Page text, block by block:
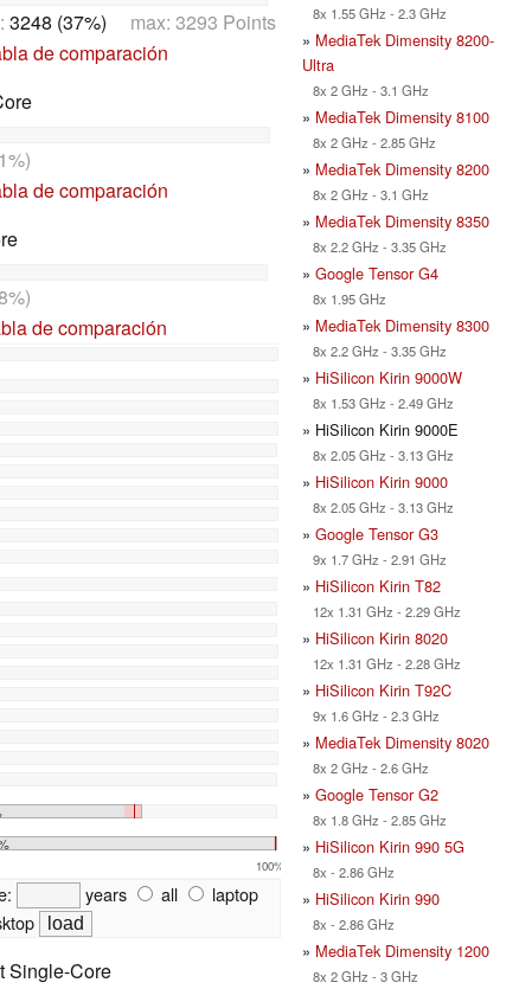
3248 (37%) max: 3293 Points
de comparación
de comparación
de comparación
100%
years all
laptop
Single-Core
8x 1.55 GHz - 2.3 GHz
» MediaTek Dimensity 8200-
Ultra
8x 2 GHz - 3.1 GHz
» MediaTek Dimensity 8100
8x 2 GHz - 2.85 GHz
» MediaTek Dimensity 8200
8x 2 GHz - 3.1 GHz
» MediaTek Dimensity 8350
8x 2.2 GHz - 3.35 GHz
» Google Tensor G4
8x 1.95 GHz
» MediaTek Dimensity 8300
8x 2.2 GHz - 3.35 GHz
» HiSilicon Kirin 9000W
8x 1.53 GHz - 2.49 GHz
» HiSilicon Kirin 9000E
8x 2.05 GHz - 3.13 GHz
» HiSilicon Kirin 9000
8x 2.05 GHz - 3.13 GHz
» Google Tensor G3
9x 1.7 GHz - 2.91 GHz
» HiSilicon Kirin T82
12x 1.31 GHz - 2.29 GHz
» HiSilicon Kirin 8020
12x 1.31 GHz - 2.28 GHz
» HiSilicon Kirin T92C
9x 1.6 GHz - 2.3 GHz
» MediaTek Dimensity 8020
8x 2 GHz - 2.6 GHz
» Google Tensor G2
8x 1.8 GHz - 2.85 GHz
» HiSilicon Kirin 990 5G
8x - 2.86 GHz
» HiSilicon Kirin 990
8x - 2.86 GHz
» MediaTek Dimensity 1200
8x 2 GHz - 3 GHz